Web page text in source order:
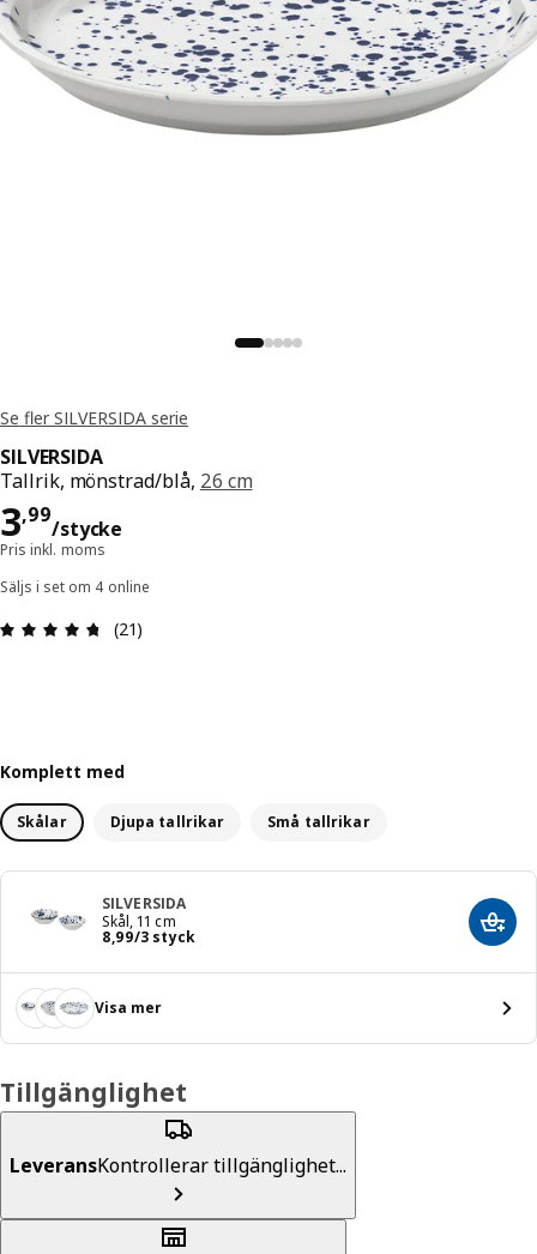
Se fler SILVERSIDA serie
SILVERSIDA
Tallrik, mönstrad/blå, 26 cm
3,99
/stycke
Pris 3,99/stycke
Pris inkl. moms
Säljs i set om 4 online
Recension: 4.7 / 5 stjärnor. Totalt antal
(21)
Komplett med
Skålar Djupa tallrikar Små tallrikar
SILVERSIDA
Skål, 11 cm
8,99/3 styck
Pris 8,99/3 styck Lägg
Visa mer
Tillgänglighet
LeveransKontrollerar tillgänglighet...